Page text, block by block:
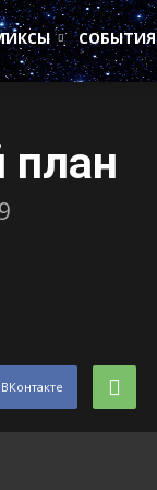
СОБЫТИЯ